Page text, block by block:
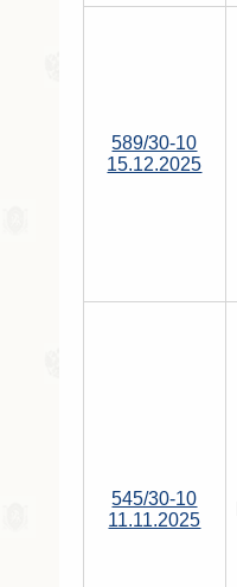
589/30-10
15.12.2025
545/30-10
11.11.2025